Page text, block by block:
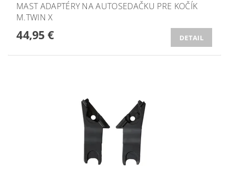
MAST ADAPTÉRY NA AUTOSEDAČKU PRE KOČÍK
M.TWIN X
44,95 € DETAIL